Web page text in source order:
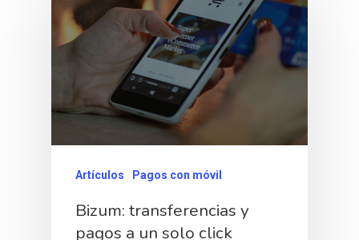
Artículos Pagos con móvil
Bizum: transferencias y
pagos a un solo click